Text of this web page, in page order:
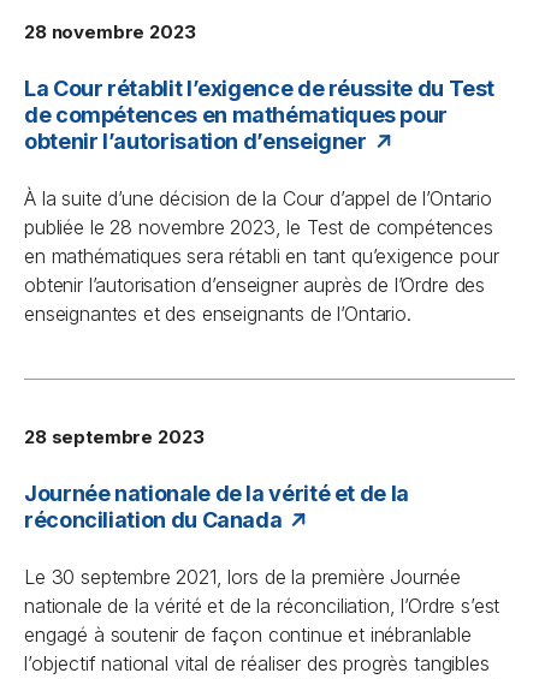
28 novembre 2023
La Cour rétablit l’exigence de réussite du Test
de compétences en mathématiques pour
obtenir l’autorisation d’enseigner
À la suite d’une décision de la Cour d’appel de l’Ontario
publiée le 28 novembre 2023, le Test de compétences
en mathématiques sera rétabli en tant qu’exigence pour
obtenir l’autorisation d’enseigner auprès de l’Ordre des
enseignantes et des enseignants de l’Ontario.
28 septembre 2023
Journée nationale de la vérité et de la
réconciliation du Canada
Le 30 septembre 2021, lors de la première Journée
nationale de la vérité et de la réconciliation, l’Ordre s’est
engagé à soutenir de façon continue et inébranlable
l’objectif national vital de réaliser des progrès tangibles